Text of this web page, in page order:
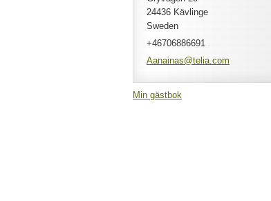
24436 Kävlinge
Sweden
+46706886691
Aanainas@telia.com
Min gästbok